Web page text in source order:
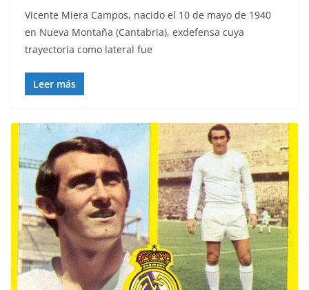
Vicente Miera Campos, nacido el 10 de mayo de 1940
en Nueva Montaña (Cantabria), exdefensa cuya
trayectoria como lateral fue
Leer más